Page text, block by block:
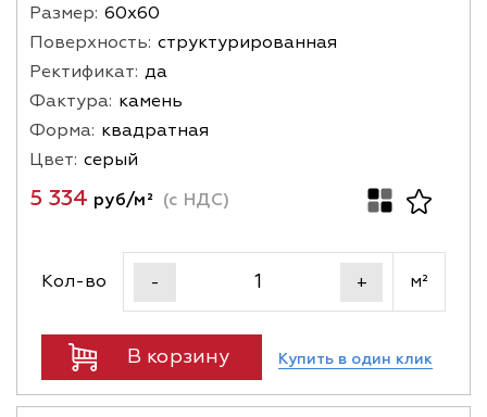
Размер: 60х60
Поверхность: структурированная
Ректификат: да
Фактура: камень
Форма: квадратная
Цвет: серый
5 334 руб/м² (с НДС)
Кол-во - + м²
В корзину Купить в один клик